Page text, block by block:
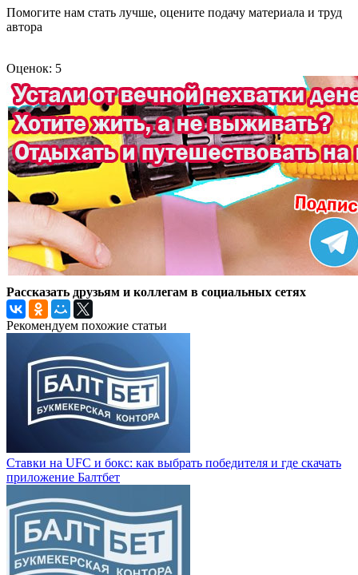
Помогите нам стать лучше, оцените подачу материала и труд
автора
Оценок: 5
Рассказать друзьям и коллегам в социальных сетях
Рекомендуем похожие статьи
Ставки на UFC и бокс: как выбрать победителя и где скачать
приложение Балтбет